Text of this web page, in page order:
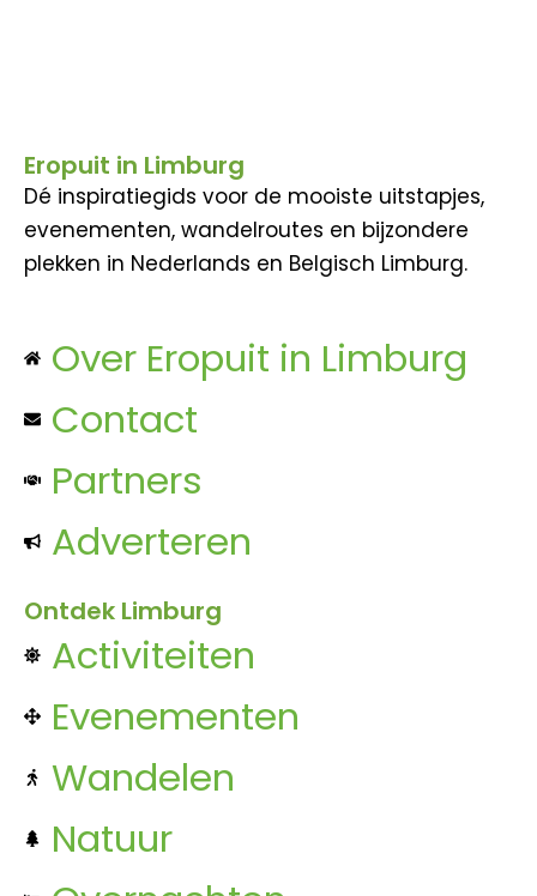
Eropuit in Limburg
Dé inspiratiegids voor de mooiste uitstapjes,
evenementen, wandelroutes en bijzondere
plekken in Nederlands en Belgisch Limburg.
Over Eropuit in Limburg
Contact
Partners
Adverteren
Ontdek Limburg
Activiteiten
Evenementen
Wandelen
Natuur